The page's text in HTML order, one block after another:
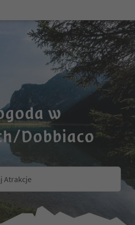
w
Dobbiaco
Atrakcje